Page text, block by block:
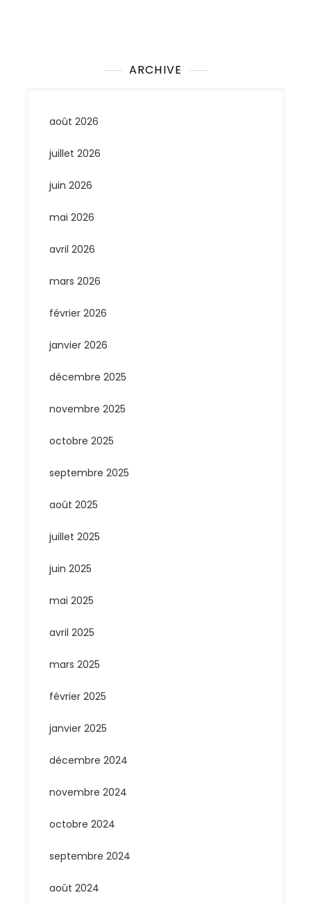
ARCHIVE
août 2026
juillet 2026
juin 2026
mai 2026
avril 2026
mars 2026
février 2026
janvier 2026
décembre 2025
novembre 2025
octobre 2025
septembre 2025
août 2025
juillet 2025
juin 2025
mai 2025
avril 2025
mars 2025
février 2025
janvier 2025
décembre 2024
novembre 2024
octobre 2024
septembre 2024
août 2024